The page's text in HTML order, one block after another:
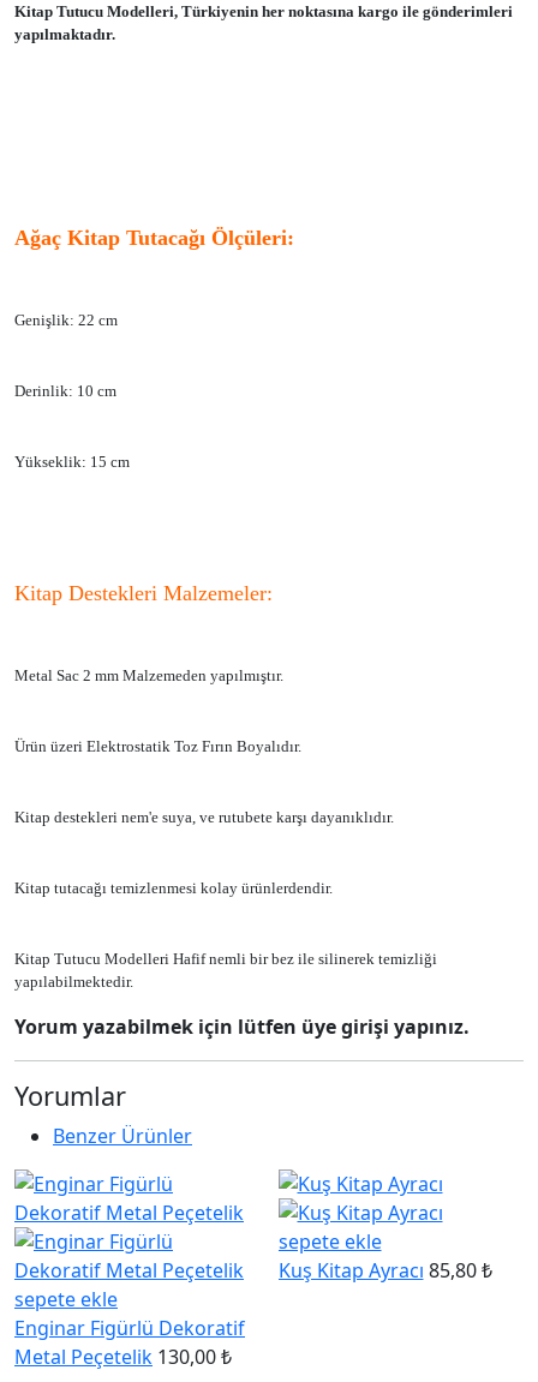
Kitap Tutucu Modelleri, Türkiyenin her noktasına kargo ile gönderimleri
yapılmaktadır.
Ağaç Kitap Tutacağı Ölçüleri:
Genişlik: 22 cm
Derinlik: 10 cm
Yükseklik: 15 cm
Kitap Destekleri Malzemeler:
Metal Sac 2 mm Malzemeden yapılmıştır.
Ürün üzeri Elektrostatik Toz Fırın Boyalıdır.
Kitap destekleri nem'e suya, ve rutubete karşı dayanıklıdır.
Kitap tutacağı temizlenmesi kolay ürünlerdendir.
Kitap Tutucu Modelleri Hafif nemli bir bez ile silinerek temizliği
yapılabilmektedir.
Yorum yazabilmek için lütfen üye girişi yapınız.
Yorumlar
Benzer Ürünler
sepete ekle
Enginar Figürlü Dekoratif
Metal Peçetelik 130,00 ₺
sepete ekle
Kuş Kitap Ayracı 85,80 ₺